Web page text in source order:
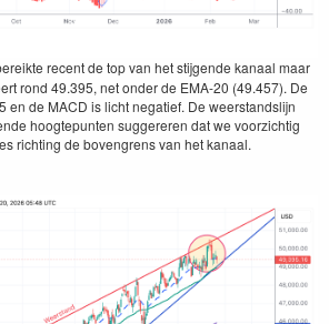
recent de top van het stijgende kanaal maar
rond 49.395, net onder de EMA-20 (49.457). De
en de MACD is licht negatief. De weerstandslijn
hoogtepunten suggereren dat we voorzichtig
richting de bovengrens van het kanaal.